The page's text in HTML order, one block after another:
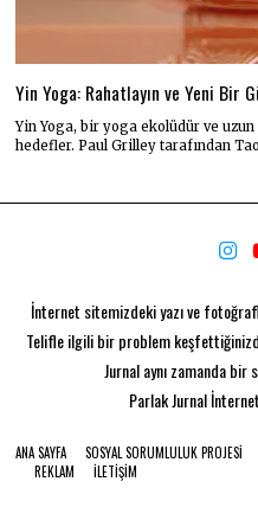
Yin Yoga: Rahatlayın ve Yeni Bir
Yin Yoga, bir yoga ekolüdür ve
hedefler. Paul Grilley tarafından
İnternet sitemizdeki yazı ve
Telifle ilgili bir problem
Jurnal aynı zamanda bir
Parlak Jurnal
ANA SAYFA SOSYAL SORUMLULUK PROJESI
REKLAM
İLETIŞIM